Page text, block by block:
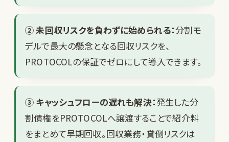
② 未回収リスクを負わずに始められる：分割モ
デルで最大の懸念となる回収リスクを、
PROTOCOLの保証でゼロにして導入できます。
③ キャッシュフローの遅れも解決：発生した分
割債権をPROTOCOLへ譲渡することで紹介料
をまとめて早期回収。回収業務・貸倒リスクは